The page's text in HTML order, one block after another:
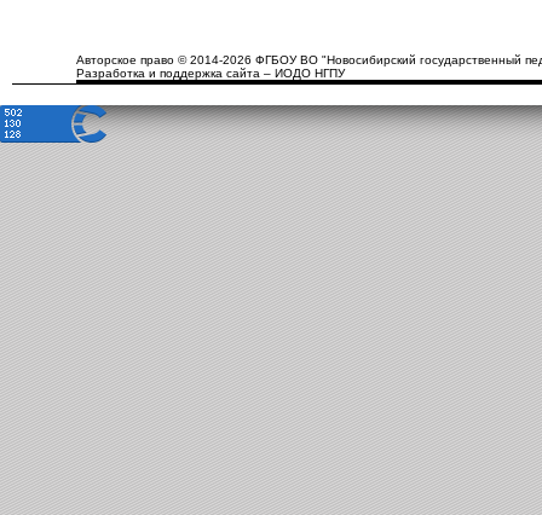
Авторское право © 2014-2026 ФГБОУ ВО "Новосибирский государственный
Разработка и поддержка сайта – ИОДО НГПУ